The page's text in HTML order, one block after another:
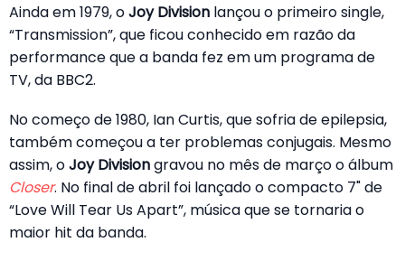
Ainda em 1979, oJoy Division lançou o primeiro single,
“Transmission”, que ficou conhecido em razão da
performance que a banda fez em um programa de
TV, da BBC2.
No começo de 1980, Ian Curtis, que sofria de epilepsia,
também começou a ter problemas conjugais. Mesmo
assim, oJoy Divisiongravou no mês de março o álbum
Closer. No final de abril foi lançado o compacto 7" de
“Love Will Tear Us Apart”, música que se tornaria o
maior hit da banda.